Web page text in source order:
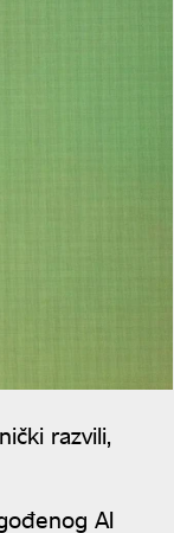
razvili,
AI